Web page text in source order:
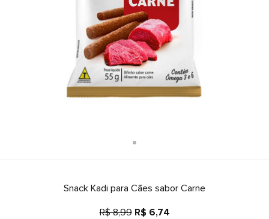
Snack Kadi para Cães sabor Carne
R$ 8,99 R$ 6,74